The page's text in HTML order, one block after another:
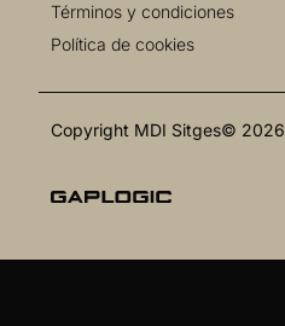
Términos y condiciones
Política de cookies
Copyright MDI Sitges© 2026